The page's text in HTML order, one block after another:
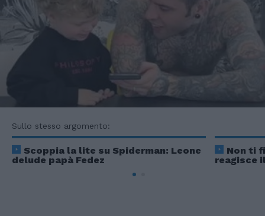
Sullo stesso argomento:
Scoppia la lite su Spiderman: Leone
delude papà Fedez
Non ti
reagisce